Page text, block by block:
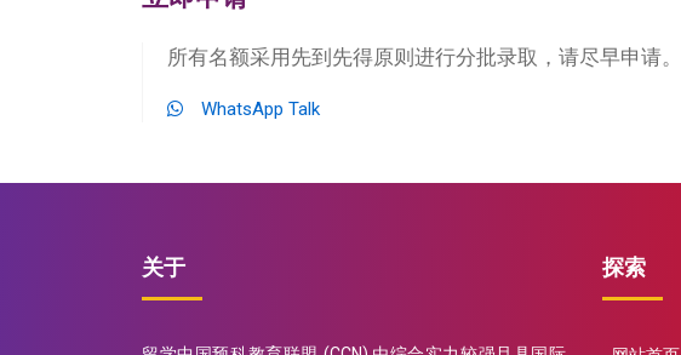
所有名额采用先到先得原则进行分批录取，请尽早申请。
WhatsApp Talk
关于 探索